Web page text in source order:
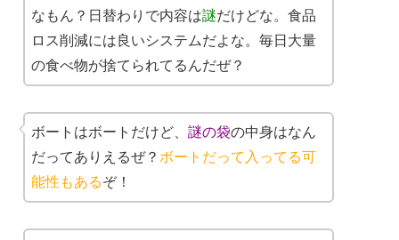
なもん？日替わりで内容は謎だけどな。食品
ロス削減には良いシステムだよな。毎日大量
の食べ物が捨てられてるんだぜ？
ボートはボートだけど、 謎の袋の中身はなん
だってありえるぜ？ ボートだって入ってる可
能性もあるぞ！